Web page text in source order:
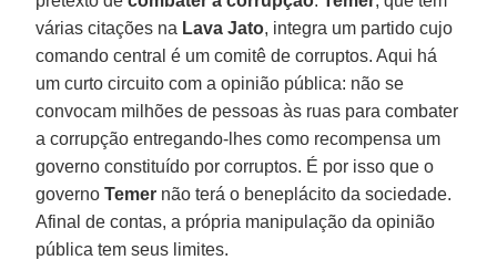
várias citações na Lava Jato, integra um partido cujo
comando central é um comitê de corruptos. Aqui há
um curto circuito com a opinião pública: não se
convocam milhões de pessoas às ruas para combater
a corrupção entregando-lhes como recompensa um
governo constituído por corruptos. É por isso que o
governoTemer não terá o beneplácito da sociedade.
Afinal de contas, a própria manipulação da opinião
pública tem seus limites.